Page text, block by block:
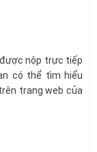
được nộp trực tiếp
có thể tìm hiểu
trang web của